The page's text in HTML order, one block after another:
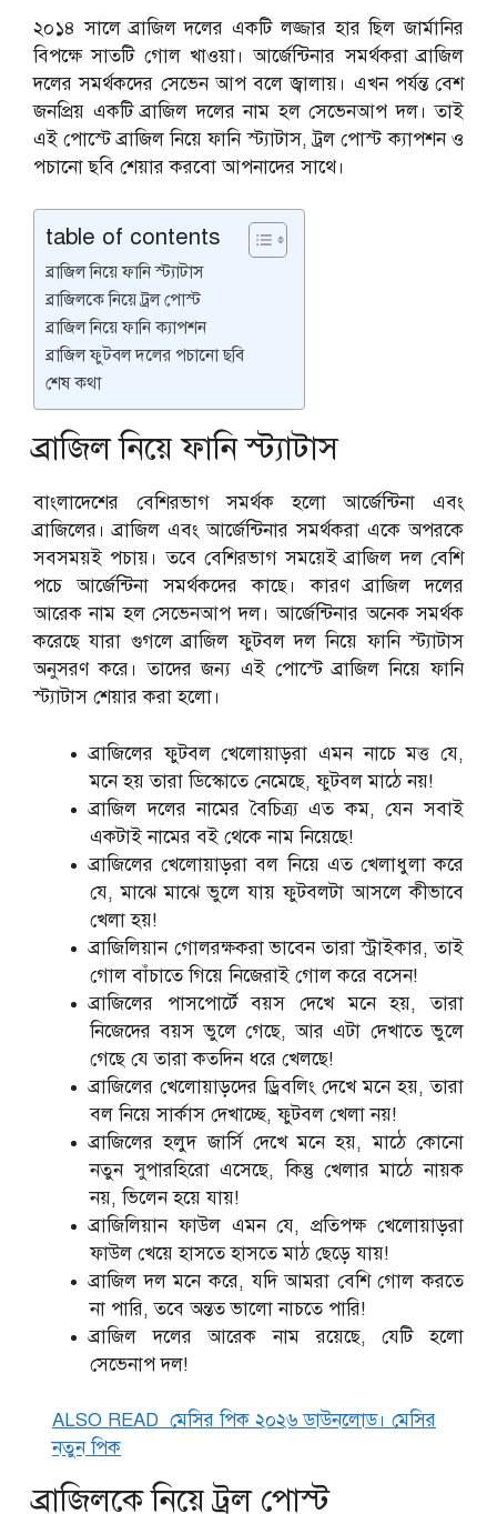
২০১৪ সালে ব্রাজিল দলের একটি লজ্জার হার ছিল জার্মানির
বিপক্ষে সাতটি গোল খাওয়া। আর্জেন্টিনার সমর্থকরা ব্রাজিল
দলের সমর্থকদের সেভেন আপ বলে জ্বালায়। এখন পর্যন্ত বেশ
জনপ্রিয় একটি ব্রাজিল দলের নাম হল সেভেনআপ দল। তাই
এই পোস্টে ব্রাজিল নিয়ে ফানি স্ট্যাটাস, ট্রল পোস্ট ক্যাপশন ও
পচানো ছবি শেয়ার করবো আপনাদের সাথে।
table of contents
ব্রাজিল নিয়ে ফানি স্ট্যাটাস
ব্রাজিলকে নিয়ে ট্রল পোস্ট
ব্রাজিল নিয়ে ফানি ক্যাপশন
ব্রাজিল ফুটবল দলের পচানো ছবি
শেষ কথা
ব্রাজিল নিয়ে ফানি স্ট্যাটাস
বাংলাদেশের বেশিরভাগ সমর্থক হলো আর্জেন্টিনা এবং
ব্রাজিলের। ব্রাজিল এবং আর্জেন্টিনার সমর্থকরা একে অপরকে
সবসময়ই পচায়। তবে বেশিরভাগ সময়েই ব্রাজিল দল বেশি
পচে আর্জেন্টিনা সমর্থকদের কাছে। কারণ ব্রাজিল দলের
আরেক নাম হল সেভেনআপ দল। আর্জেন্টিনার অনেক সমর্থক
করেছে যারা গুগলে ব্রাজিল ফুটবল দল নিয়ে ফানি স্ট্যাটাস
অনুসরণ করে। তাদের জন্য এই পোস্টে ব্রাজিল নিয়ে ফানি
স্ট্যাটাস শেয়ার করা হলো।
ব্রাজিলের ফুটবল খেলোয়াড়রা এমন নাচে মত্ত যে,
মনে হয় তারা ডিস্কোতে নেমেছে, ফুটবল মাঠে নয়!
ব্রাজিল দলের নামের বৈচিত্র্য এত কম, যেন সবাই
একটাই নামের বই থেকে নাম নিয়েছে!
ব্রাজিলের খেলোয়াড়রা বল নিয়ে এত খেলাধুলা করে
যে, মাঝে মাঝে ভুলে যায় ফুটবলটা আসলে কীভাবে
খেলা হয়!
ব্রাজিলিয়ান গোলরক্ষকরা ভাবেন তারা স্ট্রাইকার, তাই
গোল বাঁচাতে গিয়ে নিজেরাই গোল করে বসেন!
ব্রাজিলের পাসপোর্টে বয়স দেখে মনে হয়, তারা
নিজেদের বয়স ভুলে গেছে, আর এটা দেখাতে ভুলে
গেছে যে তারা কতদিন ধরে খেলছে!
ব্রাজিলের খেলোয়াড়দের ড্রিবলিং দেখে মনে হয়, তারা
বল নিয়ে সার্কাস দেখাচ্ছে, ফুটবল খেলা নয়!
ব্রাজিলের হলুদ জার্সি দেখে মনে হয়, মাঠে কোনো
নতুন সুপারহিরো এসেছে, কিন্তু খেলার মাঠে নায়ক
নয়, ভিলেন হয়ে যায়!
ব্রাজিলিয়ান ফাউল এমন যে, প্রতিপক্ষ খেলোয়াড়রা
ফাউল খেয়ে হাসতে হাসতে মাঠ ছেড়ে যায়!
ব্রাজিল দল মনে করে, যদি আমরা বেশি গোল করতে
না পারি, তবে অন্তত ভালো নাচতে পারি!
ব্রাজিল দলের আরেক নাম রয়েছে, যেটি হলো
সেভেনাপ দল!
ALSO READ মেসির পিক ২০২৬ ডাউনলোড। মেসির
নতুন পিক
ব্রাজিলকে নিয়ে ট্রল পোস্ট